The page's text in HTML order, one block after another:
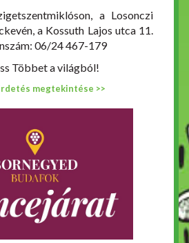
a Losonczi
a Kossuth Lajos utca 11.
06/24 467-179
Többet a világból!
megtekintése >>